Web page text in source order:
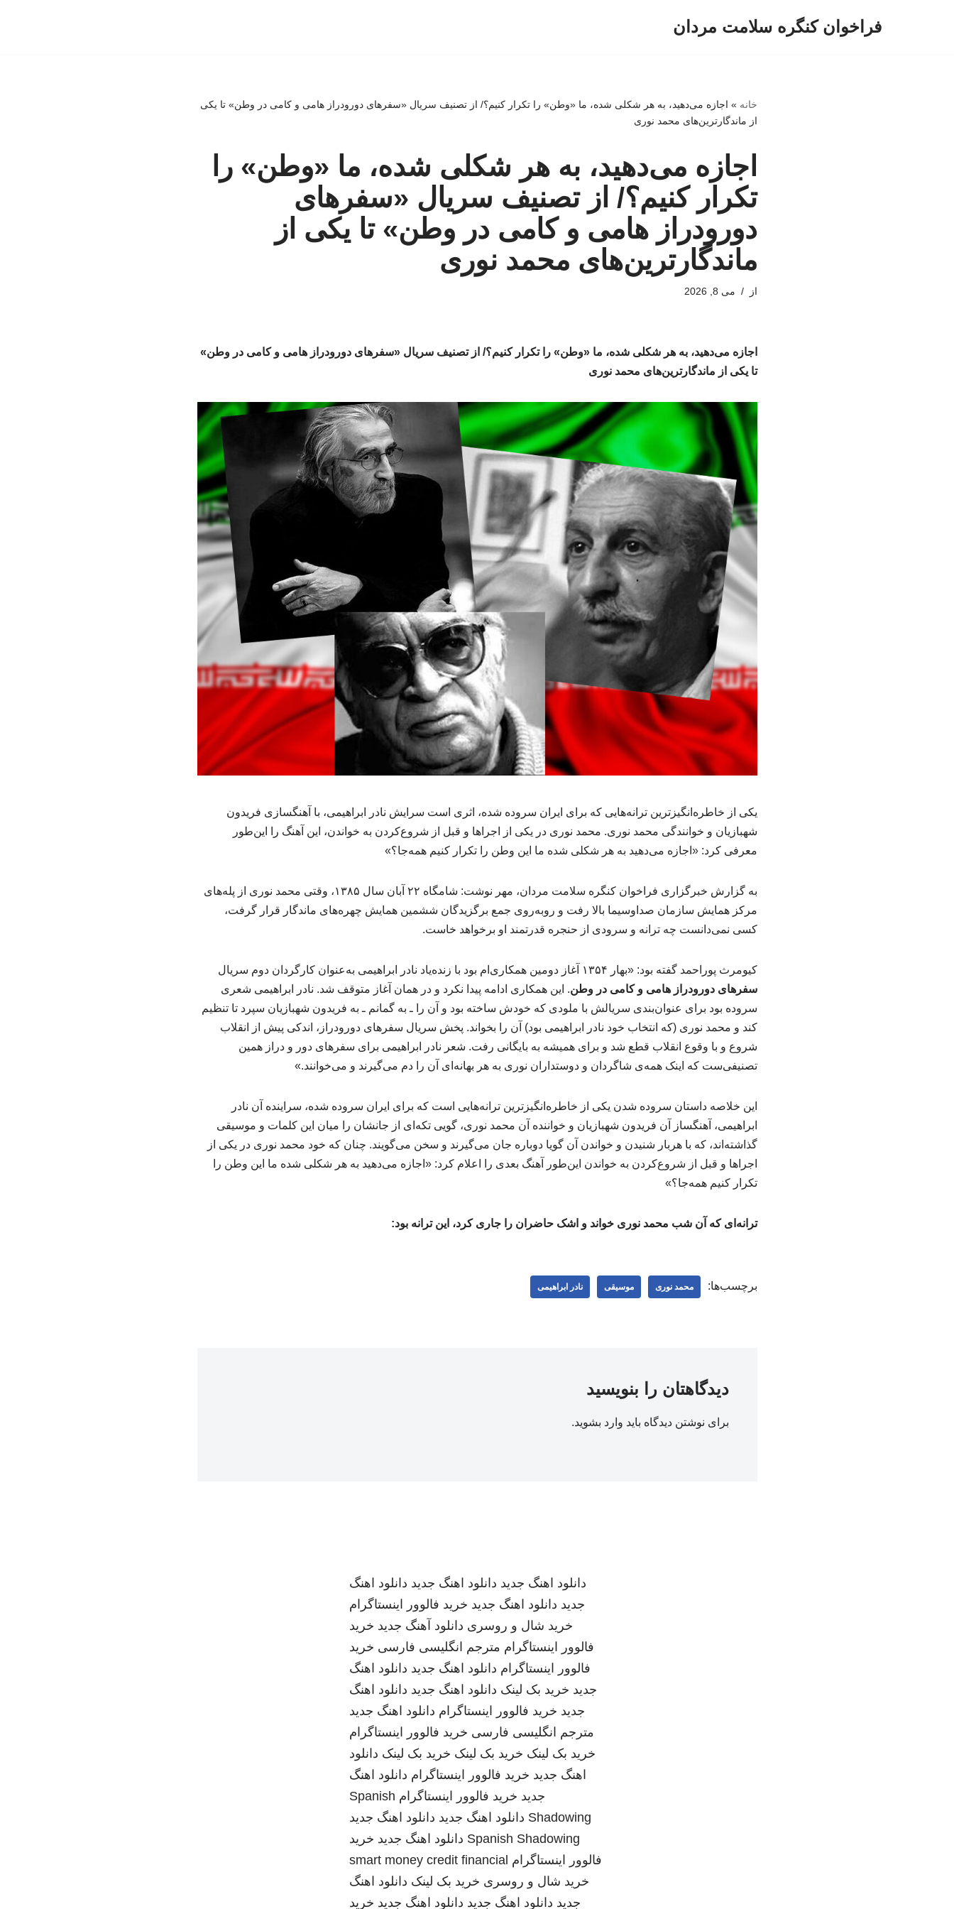
فراخوان کنگره سلامت مردان
خانه » اجازه می‌دهید، به هر شکلی شده، ما «وطن» را تکرار کنیم؟/ از تصنیف سریال «سفرهای دورودراز هامی‌ و کامی‌ در وطن» تا یکی
از ماندگارترین‌های محمد نوری
اجازه می‌دهید، به هر شکلی شده، ما «وطن» را
تکرار کنیم؟/ از تصنیف سریال «سفرهای
دورودراز هامی‌ و کامی‌ در وطن» تا یکی از
ماندگارترین‌های محمد نوری
از می 8, 2026
اجازه می‌دهید، به هر شکلی شده، ما «وطن» را تکرار کنیم؟/ از تصنیف سریال «سفرهای دورودراز هامی‌ و کامی‌ در وطن»
تا یکی از ماندگارترین‌های محمد نوری
یکی از خاطره‌انگیزترین ترانه‌هایی که برای ایران سروده شده، اثری است سرایش نادر ابراهیمی، با آهنگسازی فریدون
شهبازیان و خوانندگی محمد نوری. محمد نوری در یکی از اجراها و قبل از شروع‌کردن به خواندن، این‌ آهنگ را این‌طور
معرفی کرد: «اجازه می‌دهید به هر شکلی شده ما این وطن را تکرار کنیم همه‌جا؟»
به گزارش خبرگزاری فراخوان کنگره سلامت مردان، مهر نوشت: شامگاه ۲۲ آبان سال ۱۳۸۵، وقتی محمد نوری از پله‌های
مرکز همایش سازمان صداوسیما بالا رفت و روبه‌روی جمع برگزیدگان ششمین همایش چهره‌های ماندگار قرار گرفت،
کسی نمی‌دانست چه ترانه و سرودی از حنجره قدرتمند او برخواهد خاست.
کیومرث پوراحمد گفته بود: «بهار ۱۳۵۴ آغاز دومین همکاری‌ام بود با زنده‌یاد نادر ابراهیمی‌ به‌عنوان کارگردان دوم سریال
سفرهای دورودراز هامی‌ و کامی‌ در وطن.‌ این همکاری ادامه پیدا نکرد و در همان آغاز متوقف شد. نادر ابراهیمی‌ شعری
سروده بود برای عنوان‌بندی سریالش با ملودی که خودش ساخته بود و آن را ـ به گمانم ـ به فریدون شهبازیان سپرد تا تنظیم
کند و محمد نوری (که انتخاب خود نادر ابراهیمی‌ بود) آن را بخواند. پخش سریال سفرهای دورودراز، اندکی پیش از انقلاب
شروع و با وقوع انقلاب قطع شد و برای همیشه به بایگانی رفت. شعر نادر ابراهیمی‌ برای سفرهای دور و دراز همین
تصنیفی‌ست که‌ اینک همه‌ی شاگردان و دوستداران نوری به هر بهانه‌ای آن را دم می‌گیرند و می‌خوانند.»
این خلاصه داستان سروده شدن یکی از خاطره‌انگیزترین ترانه‌هایی است که برای ایران سروده شده، سراینده آن نادر
ابراهیمی، آهنگساز آن فریدون شهبازیان و خواننده آن محمد نوری، گویی تکه‌ای از جانشان را میان این کلمات و موسیقی
گذاشته‌اند، که با هربار شنیدن و خواندن آن گویا دوباره جان می‌گیرند و سخن می‌گویند. چنان که خود محمد نوری در یکی از
اجراها و قبل از شروع‌کردن به خواندن این‌طور آهنگ بعدی را اعلام کرد: «اجازه می‌دهید به هر شکلی شده ما این وطن را
تکرار کنیم همه‌جا؟»
ترانه‌ای که آن شب محمد نوری خواند و اشک حاضران را جاری کرد، این ترانه بود:
برچسب‌ها: محمد نوری موسیقی نادر ابراهیمی
دیدگاهتان را بنویسید
برای نوشتن دیدگاه باید وارد بشوید.
دانلود اهنگ جدید دانلود اهنگ جدید دانلود اهنگ
جدید دانلود اهنگ جدید خرید فالوور اینستاگرام
خرید شال و روسری دانلود آهنگ جدید خرید
فالوور اینستاگرام مترجم انگلیسی فارسی خرید
فالوور اینستاگرام دانلود اهنگ جدید دانلود اهنگ
جدید خرید بک لینک دانلود اهنگ جدید دانلود اهنگ
جدید خرید فالوور اینستاگرام دانلود اهنگ جدید
مترجم انگلیسی فارسی خرید فالوور اینستاگرام
خرید بک لینک خرید بک لینک خرید بک لینک دانلود
اهنگ جدید خرید فالوور اینستاگرام دانلود اهنگ
جدید خرید فالوور اینستاگرام Spanish
Shadowing دانلود اهنگ جدید دانلود اهنگ جدید
Spanish Shadowing دانلود اهنگ جدید خرید
فالوور اینستاگرام smart money credit financial
خرید شال و روسری خرید بک لینک دانلود اهنگ
جدید دانلود اهنگ جدید دانلود اهنگ جدید خرید